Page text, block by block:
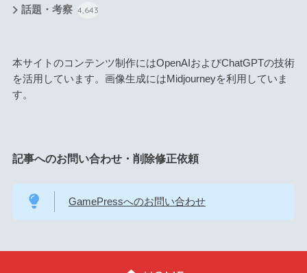
話題・考察 4,643
本サイトのコンテンツ制作にはOpenAIおよびChatGPTの技術
を活用しています。画像生成にはMidjourneyを利用していま
す。
記事へのお問い合わせ・削除修正依頼
GamePressへのお問い合わせ